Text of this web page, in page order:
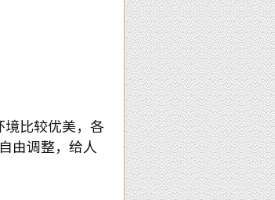
境比较优美，各
由调整，给人